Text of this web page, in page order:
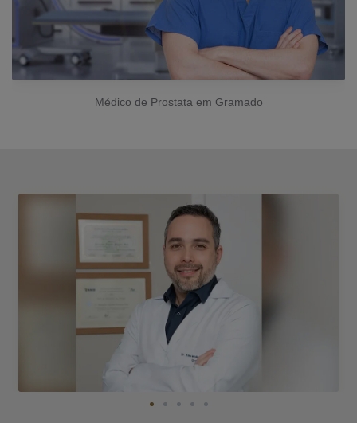
Médico de Prostata em Gramado